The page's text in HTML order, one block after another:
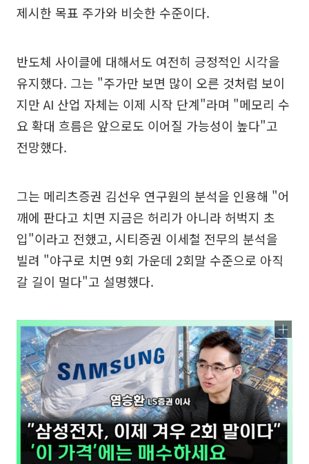
제시한 목표 주가와 비슷한 수준이다.
반도체 사이클에 대해서도 여전히 긍정적인 시각을
유지했다. 그는 "주가만 보면 많이 오른 것처럼 보이
지만 AI 산업 자체는 이제 시작 단계"라며 "메모리 수
요 확대 흐름은 앞으로도 이어질 가능성이 높다"고
전망했다.
그는 메리츠증권 김선우 연구원의 분석을 인용해 "어
깨에 판다고 치면 지금은 허리가 아니라 허벅지 초
입"이라고 전했고, 시티증권 이세철 전무의 분석을
빌려 "야구로 치면 9회 가운데 2회말 수준으로 아직
갈 길이 멀다"고 설명했다.